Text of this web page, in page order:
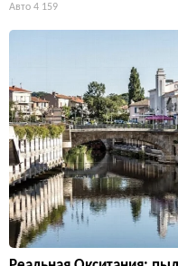
Авто 4 159